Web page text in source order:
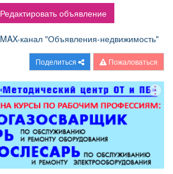
Редактировать объявление
MAX-канал "Объявления-недвижимость"
Поделиться Пожаловаться